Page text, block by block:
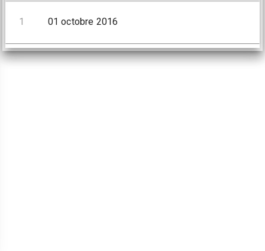
1 01 octobre 2016